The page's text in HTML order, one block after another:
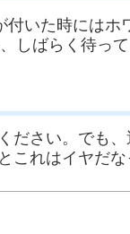
いた時には
しばらく待っ
ださい。でも
これはイヤだ